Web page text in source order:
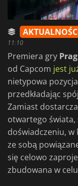
11:10
Premiera gry
od Capcom jest
nietypowa
przedkładając
Zamiast
otwartego
doświadczeniu, w
ze sobą
się celowo
zbudowana w